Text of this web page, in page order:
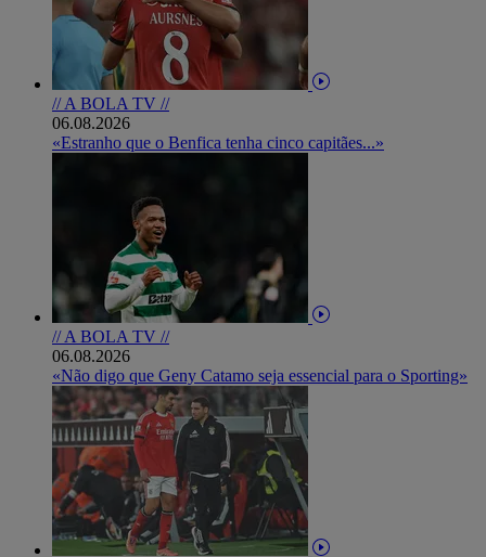
// A BOLA TV //
06.08.2026
«Estranho que o Benfica tenha cinco capitães...»
// A BOLA TV //
06.08.2026
«Não digo que Geny Catamo seja essencial para o Sporting»